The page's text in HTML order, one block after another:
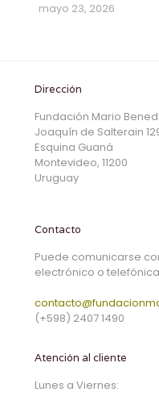
mayo 23, 2026
Dirección
Fundación Mario
Joaquín de Salterain
Esquina Guaná
Montevideo, 11200
Uruguay
Contacto
Puede comunicarse
electrónico o
(+598) 2407 1490
Atención al cliente
Lunes a Viernes: